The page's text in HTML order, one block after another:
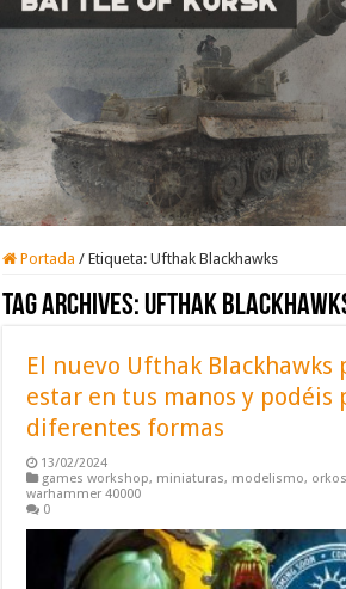
Portada / Etiqueta:Ufthak Blackhawks
Tag Archives: Ufthak
El nuevo Ufthak Blackhawks
estar en tus manos y podéis
diferentes formas
13/02/2024
games workshop, miniaturas, modelismo,
warhammer 40000
0